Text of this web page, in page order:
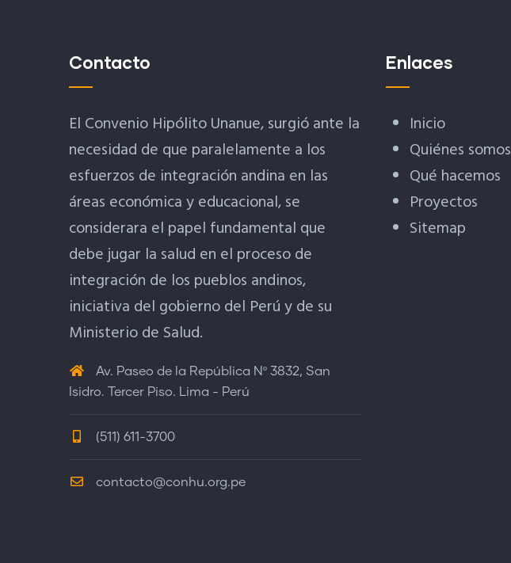
Contacto
El Convenio Hipólito Unanue, surgió ante la
necesidad de que paralelamente a los
esfuerzos de integración andina en las
áreas económica y educacional, se
considerara el papel fundamental que
debe jugar la salud en el proceso de
integración de los pueblos andinos,
iniciativa del gobierno del Perú y de su
Ministerio de Salud.
Av. Paseo de la República Nº 3832, San
Isidro. Tercer Piso. Lima - Perú
(511) 611-3700
contacto@conhu.org.pe
Enlaces
Inicio
Quiénes somos
Qué hacemos
Proyectos
Sitemap